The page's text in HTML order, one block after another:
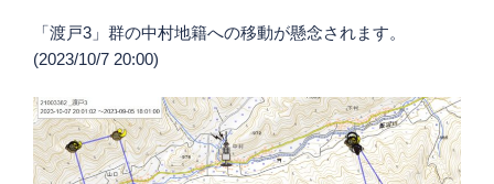
「渡戸3」群の中村地籍への移動が懸念されます。
(2023/10/7 20:00)